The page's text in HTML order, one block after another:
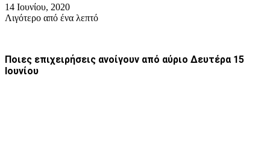
14 Ιουνίου, 2020
Λιγότερο από ένα λεπτό
Ποιες επιχειρήσεις ανοίγουν από αύριο Δευτέρα 15
Ιουνίου